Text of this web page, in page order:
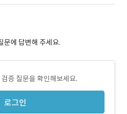
문에 답변해 주세요.
증 질문을 확인해보세요.
로그인